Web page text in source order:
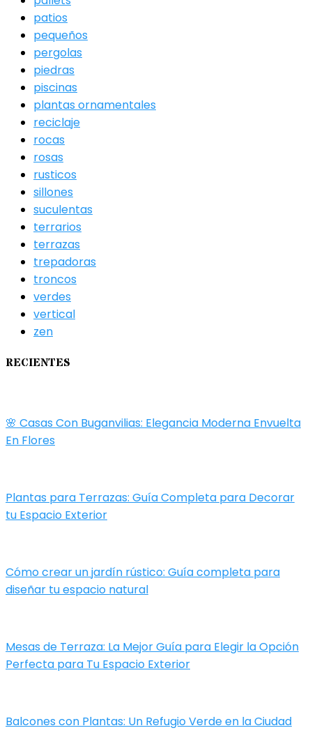
patios
pequeños
pergolas
piedras
piscinas
plantas ornamentales
reciclaje
rocas
rosas
rusticos
sillones
suculentas
terrarios
terrazas
trepadoras
troncos
verdes
vertical
zen
RECIENTES
🌸 Casas Con Buganvilias: Elegancia Moderna Envuelta
En Flores
Plantas para Terrazas: Guía Completa para Decorar
tu Espacio Exterior
Cómo crear un jardín rústico: Guía completa para
diseñar tu espacio natural
Mesas de Terraza: La Mejor Guía para Elegir la Opción
Perfecta para Tu Espacio Exterior
Balcones con Plantas: Un Refugio Verde en la Ciudad